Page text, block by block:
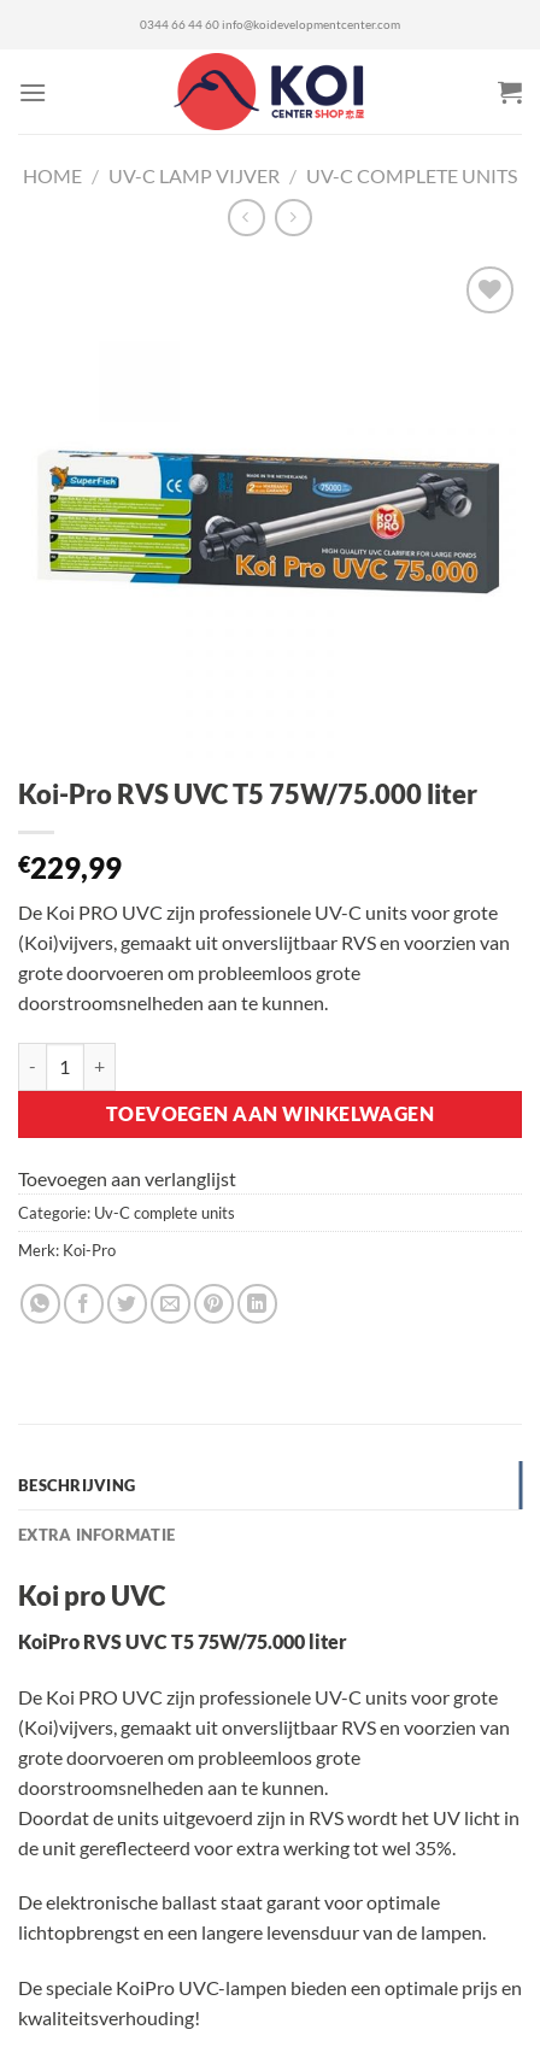
0344 66 44 60 info@koidevelopmentcenter.com
HOME / UV-C LAMP VIJVER / UV-C COMPLETE UNITS
Koi-Pro RVS UVC T5 75W/75.000 liter
€229,99
De Koi PRO UVC zijn professionele UV-C units voor grote
(Koi)vijvers, gemaakt uit onverslijtbaar RVS en voorzien van
grote doorvoeren om probleemloos grote
doorstroomsnelheden aan te kunnen.
TOEVOEGEN AAN WINKELWAGEN
Toevoegen aan verlanglijst
Categorie: Uv-C complete units
Merk: Koi-Pro
BESCHRIJVING
EXTRA INFORMATIE
Koi pro UVC
KoiPro RVS UVC T5 75W/75.000 liter
De Koi PRO UVC zijn professionele UV-C units voor grote
(Koi)vijvers, gemaakt uit onverslijtbaar RVS en voorzien van
grote doorvoeren om probleemloos grote
doorstroomsnelheden aan te kunnen.
Doordat de units uitgevoerd zijn in RVS wordt het UV licht in
de unit gereflecteerd voor extra werking tot wel 35%.
De elektronische ballast staat garant voor optimale
lichtopbrengst en een langere levensduur van de lampen.
De speciale KoiPro UVC-lampen bieden een optimale prijs en
kwaliteitsverhouding!